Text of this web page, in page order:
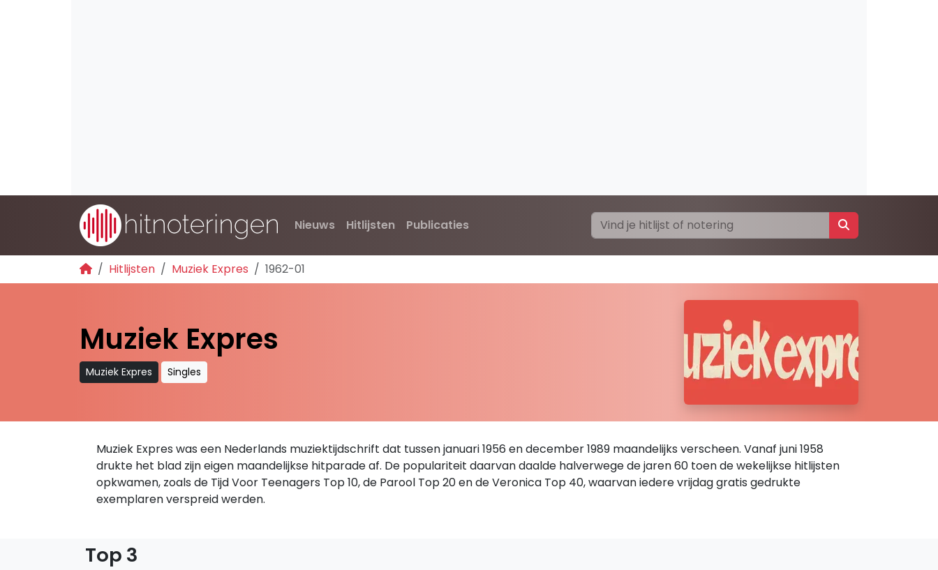
Nieuws Hitlijsten Publicaties
Hitlijsten Muziek Expres 1962-01
Muziek Expres
Muziek Expres Singles
Muziek Expres was een Nederlands muziektijdschrift dat tussen januari 1956 en december 1989 maandelijks verscheen. Vanaf juni 1958
drukte het blad zijn eigen maandelijkse hitparade af. De populariteit daarvan daalde halverwege de jaren 60 toen de wekelijkse hitlijsten
opkwamen, zoals de Tijd Voor Teenagers Top 10, de Parool Top 20 en de Veronica Top 40, waarvan iedere vrijdag gratis gedrukte
exemplaren verspreid werden.
Top 3